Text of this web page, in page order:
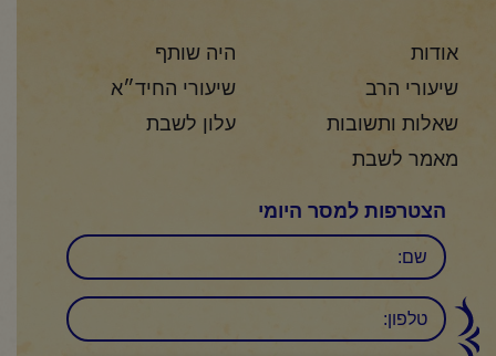
אודות
היה שותף
שיעורי הרב
שיעורי החיד״א
שאלות ותשובות
עלון לשבת
מאמר לשבת
הצטרפות למסר היומי
שם
טלפון: